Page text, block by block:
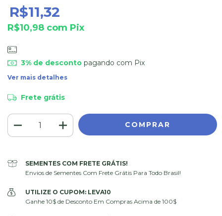
R$11,32
R$10,98 com Pix
3% de descontopagando com Pix
Ver mais detalhes
Frete grátis
SEMENTES COM FRETE GRÁTIS!
Envios de Sementes Com Frete Grátis Para Todo Brasil!
UTILIZE O CUPOM: LEVA10
Ganhe 10$ de Desconto Em Compras Acima de 100$